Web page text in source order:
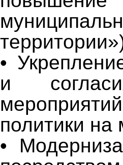
•
и
политики
•